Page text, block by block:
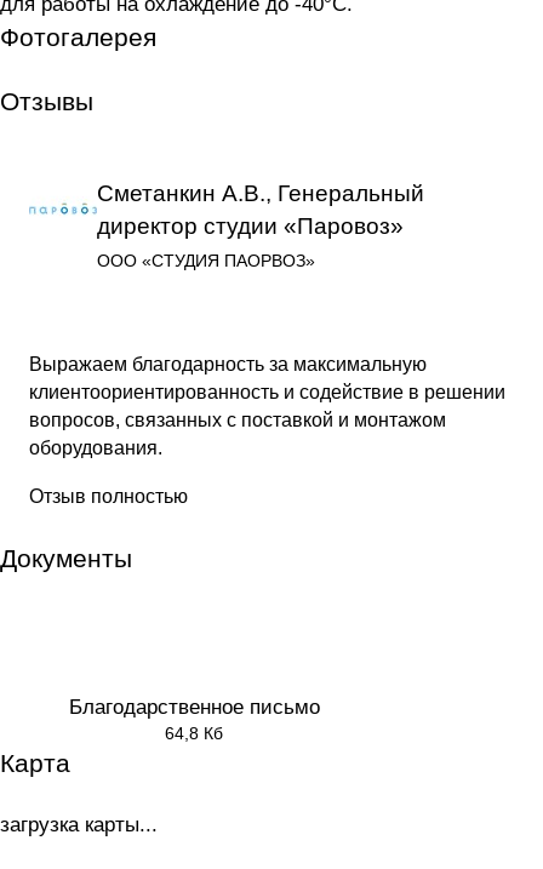
Фотогалерея
Отзывы
Сметанкин А.В., Генеральный
директор студии «Паровоз»
ООО «СТУДИЯ ПАОРВОЗ»
Выражаем благодарность за максимальную
клиентоориентированность и содействие в решении
вопросов, связанных с поставкой и монтажом
оборудования.
Отзыв полностью
Документы
Благодарственное письмо
64,8 Кб
Карта
загрузка карты...